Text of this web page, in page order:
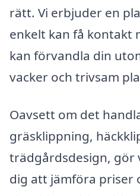
rätt. Vi erbjuder en
enkelt kan få kontakt
kan förvandla din
vacker och trivsam
Oavsett om det
gräsklippning,
trädgårdsdesign, gör
dig att jämföra priser